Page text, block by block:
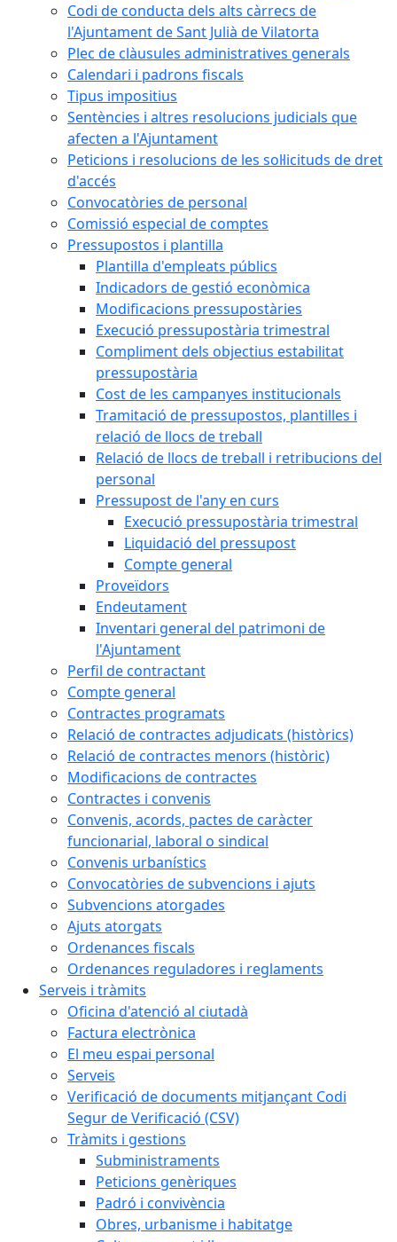
Codi de conducta dels alts càrrecs de
l'Ajuntament de Sant Julià de Vilatorta
Plec de clàusules administratives generals
Calendari i padrons fiscals
Tipus impositius
Sentències i altres resolucions judicials que
afecten a l'Ajuntament
Peticions i resolucions de les sol·licituds de dret
d'accés
Convocatòries de personal
Comissió especial de comptes
Pressupostos i plantilla
Plantilla d'empleats públics
Indicadors de gestió econòmica
Modificacions pressupostàries
Execució pressupostària trimestral
Compliment dels objectius estabilitat
pressupostària
Cost de les campanyes institucionals
Tramitació de pressupostos, plantilles i
relació de llocs de treball
Relació de llocs de treball i retribucions del
personal
Pressupost de l'any en curs
Execució pressupostària trimestral
Liquidació del pressupost
Compte general
Proveïdors
Endeutament
Inventari general del patrimoni de
l'Ajuntament
Perfil de contractant
Compte general
Contractes programats
Relació de contractes adjudicats (històrics)
Relació de contractes menors (històric)
Modificacions de contractes
Contractes i convenis
Convenis, acords, pactes de caràcter
funcionarial, laboral o sindical
Convenis urbanístics
Convocatòries de subvencions i ajuts
Subvencions atorgades
Ajuts atorgats
Ordenances fiscals
Ordenances reguladores i reglaments
Serveis i tràmits
Oficina d'atenció al ciutadà
Factura electrònica
El meu espai personal
Serveis
Verificació de documents mitjançant Codi
Segur de Verificació (CSV)
Tràmits i gestions
Subministraments
Peticions genèriques
Padró i convivència
Obres, urbanisme i habitatge